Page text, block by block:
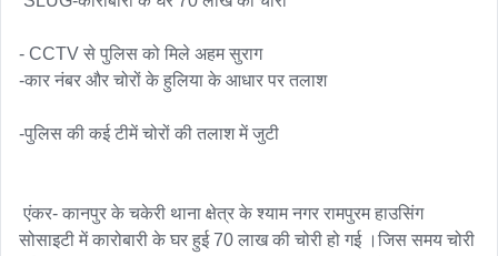
- CCTV से पुलिस को मिले अहम सुराग
-कार नंबर और चोरों के हुलिया के आधार पर तलाश
-पुलिस की कई टीमें चोरों की तलाश में जुटी
सोसाइटी में कारोबारी के घर हुई 70 लाख की चोरी हो गई ।जिस समय चोरी